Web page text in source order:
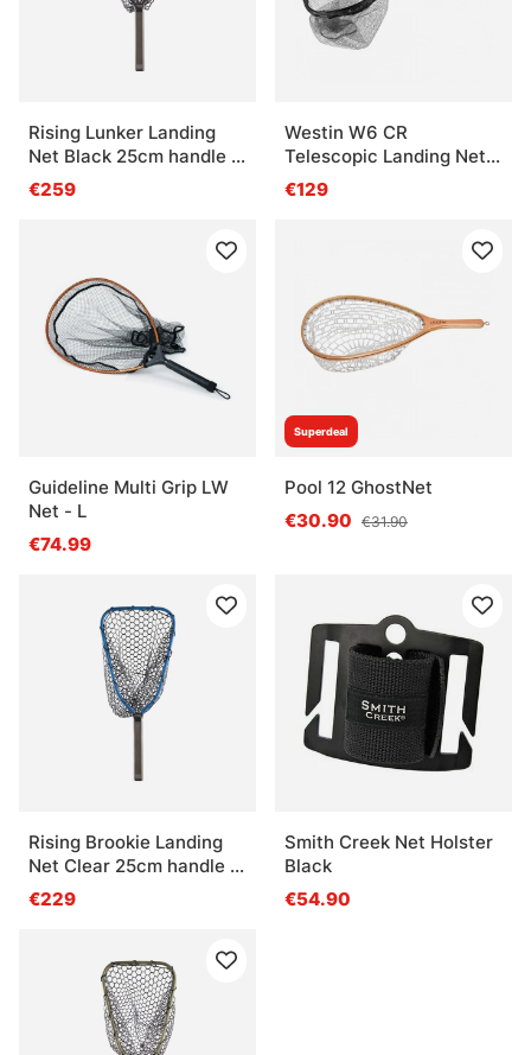
Rising Lunker Landing
Net Black 25cm handle -
Stealth
€259
Westin W6 CR
Telescopic Landing Net
3m S
€129
Guideline Multi Grip LW
Net - L
€74.99
Superdeal
Pool 12 GhostNet
€30.90 €31.90
Rising Brookie Landing
Net Clear 25cm handle -
Cobalt
€229
Smith Creek Net Holster
Black
€54.90